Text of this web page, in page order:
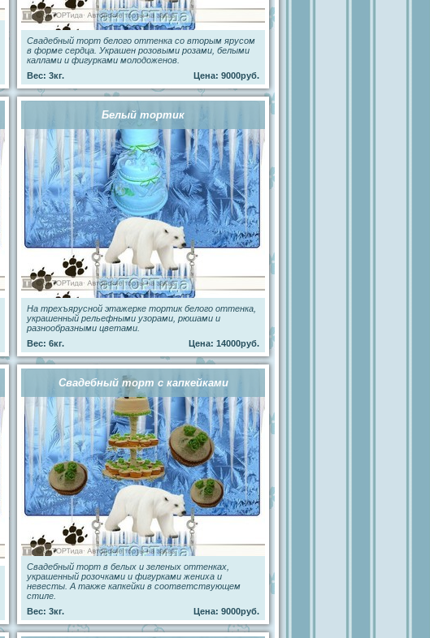
Свадебный торт белого оттенка со вторым ярусом
в форме сердца. Украшен розовыми розами, белыми
каллами и фигурками молодоженов.
Вес: 3кг.
Цена: 9000руб.
Белый тортик
На трехъярусной этажерке тортик белого оттенка,
украшенный рельефными узорами, рюшами и
разнообразными цветами.
Вес: 6кг.
Цена: 14000руб.
Свадебный торт с капкейками
Свадебный торт в белых и зеленых оттенках,
украшенный розочками и фигурками жениха и
невесты. А также капкейки в соответствующем
стиле.
Вес: 3кг.
Цена: 9000руб.